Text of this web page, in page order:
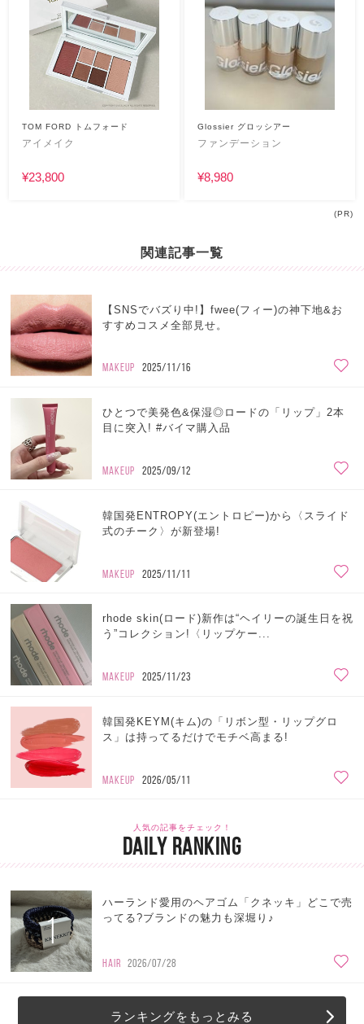
TOM FORD トムフォード
アイメイク
¥23,800
Glossier グロッシアー
ファンデーション
¥8,980
(PR)
関連記事一覧
【SNSでバズり中!】fwee(フィー)の神下地&お
すすめコスメ全部見せ。
MAKEUP 2025/11/16
ひとつで美発色&保湿◎ロードの「リップ」2本
目に突入! #バイマ購入品
MAKEUP 2025/09/12
韓国発ENTROPY(エントロピー)から〈スライド
式のチーク〉が新登場!
MAKEUP 2025/11/11
rhode skin(ロード)新作は“ヘイリーの誕生日を祝
う”コレクション!〈リップケー...
MAKEUP 2025/11/23
韓国発KEYM(キム)の「リボン型・リップグロ
ス」は持ってるだけでモチベ高まる!
MAKEUP 2026/05/11
人気の記事をチェック！
DAILY RANKING
1
ハーランド愛用のヘアゴム「クネッキ」どこで売
ってる?ブランドの魅力も深堀り♪
HAIR 2026/07/28
ランキングをもっとみる